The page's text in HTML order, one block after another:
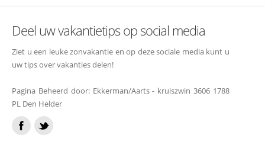
Deel uw vakantietips op social media
Ziet u een leuke zonvakantie en op deze sociale media kunt u
uw tips over vakanties delen!
Pagina Beheerd door: Ekkerman/Aarts - kruiszwin 3606 1788
PL Den Helder